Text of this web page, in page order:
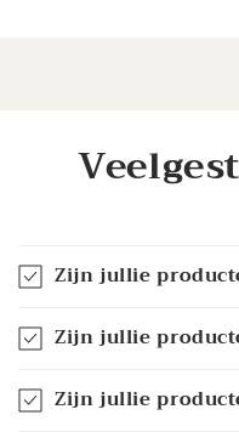
Zijn jullie
Zijn jullie
Zijn jullie